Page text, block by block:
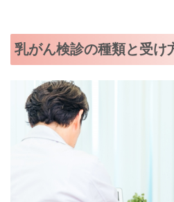
乳がん検診の種類と受け